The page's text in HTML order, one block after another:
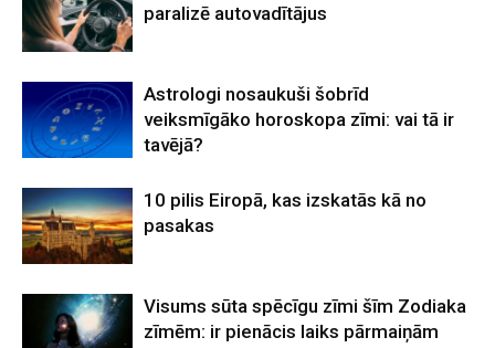
paralizē autovadītājus
Astrologi nosaukuši šobrīd
veiksmīgāko horoskopa zīmi: vai tā ir
tavējā?
10 pilis Eiropā, kas izskatās kā no
pasakas
Visums sūta spēcīgu zīmi šīm Zodiaka
zīmēm: ir pienācis laiks pārmaiņām